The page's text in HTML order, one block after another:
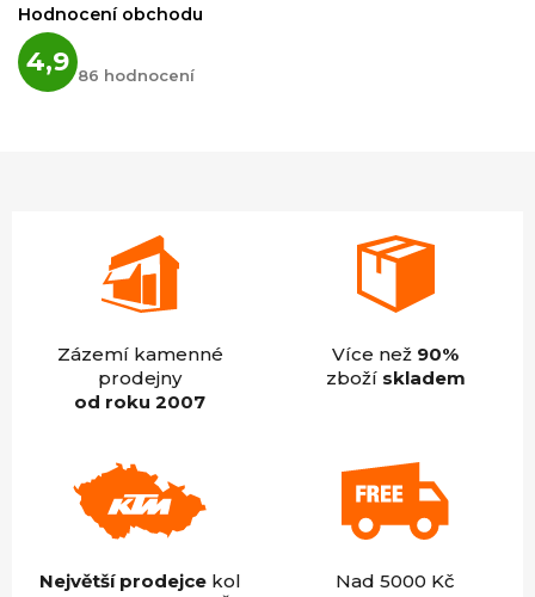
Hodnocení obchodu
4,9 hodnocení
obchodu
86 hodnocení
Zázemí kamenné
prodejny
od roku 2007
Více než 90%
zboží skladem
Největší prodejcekol
Nad 5000 Kč